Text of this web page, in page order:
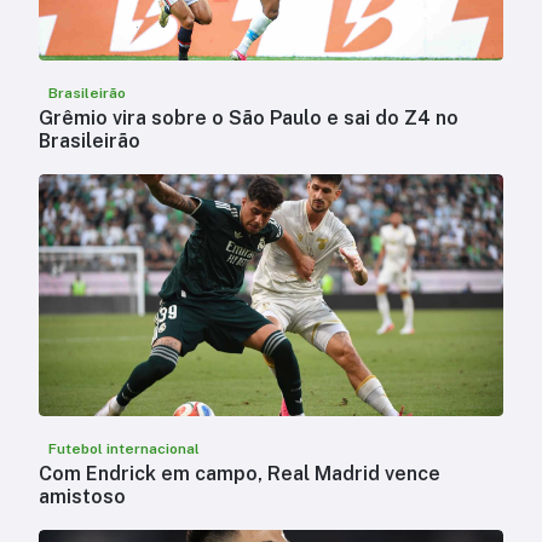
Brasileirão
Grêmio vira sobre o São Paulo e sai do Z4 no
Brasileirão
Futebol internacional
Com Endrick em campo, Real Madrid vence
amistoso